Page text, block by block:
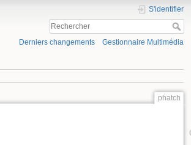
S'identifier
Derniers changements Gestionnaire Multimédia
phatch